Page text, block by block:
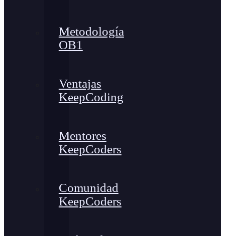
Metodología
OB1
Ventajas
KeepCoding
Mentores
KeepCoders
Comunidad
KeepCoders